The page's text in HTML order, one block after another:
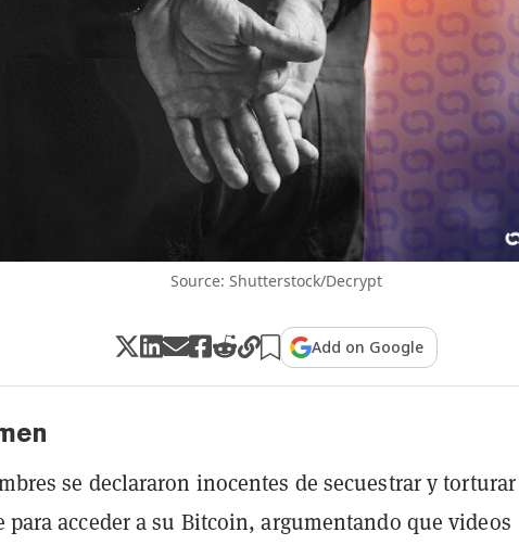
Source: Shutterstock/Decrypt
Add on Google
se declararon inocentes de secuestrar y
para acceder a su Bitcoin, argumentando que videos